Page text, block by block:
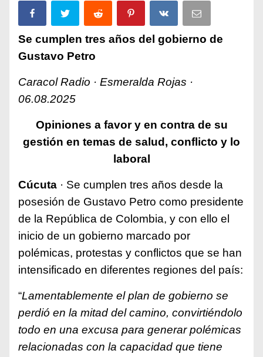
Se cumplen tres años del gobierno de
Gustavo Petro
Caracol Radio · Esmeralda Rojas ·
06.08.2025
Opiniones a favor y en contra de su
gestión en temas de salud, conflicto y lo
laboral
Cúcuta · Se cumplen tres años desde la
posesión de Gustavo Petro como presidente
de la República de Colombia, y con ello el
inicio de un gobierno marcado por
polémicas, protestas y conflictos que se han
intensificado en diferentes regiones del país:
“Lamentablemente el plan de gobierno se
perdió en la mitad del camino, convirtiéndolo
todo en una excusa para generar polémicas
relacionadas con la capacidad que tiene